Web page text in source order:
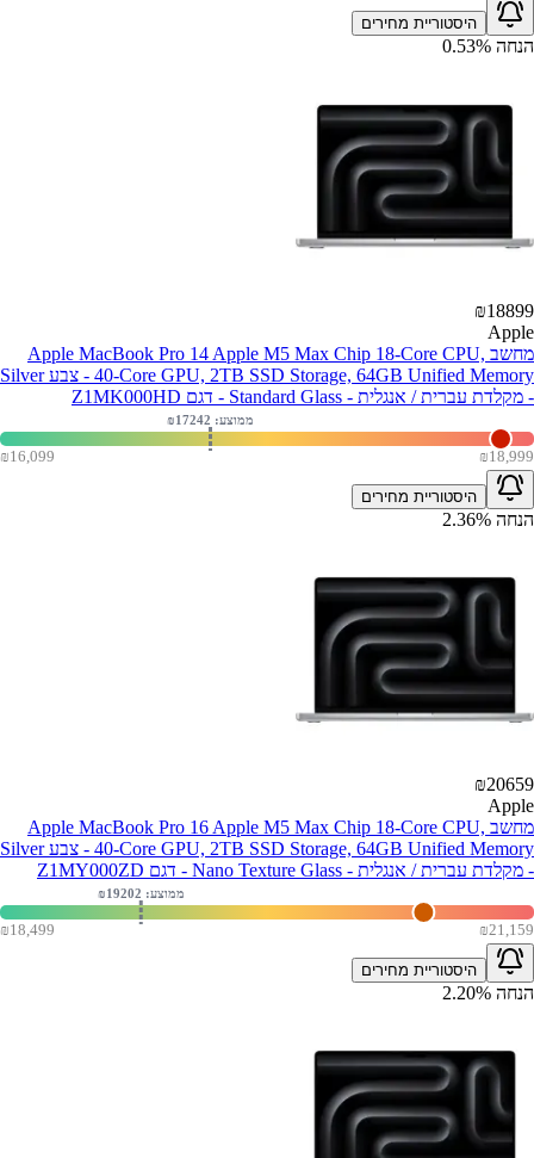
היסטוריית מחירים
הנחה 0.53%
₪18899
Apple
מחשב Apple MacBook Pro 14 Apple M5 Max Chip 18-Core CPU,
40-Core GPU, 2TB SSD Storage, 64GB Unified Memory - צבע Silver
- מקלדת עברית / אנגלית - Standard Glass - דגם Z1MK000HD
₪16,099 ₪18,999
ממוצע: ₪ 17242
היסטוריית מחירים
הנחה 2.36%
₪20659
Apple
מחשב Apple MacBook Pro 16 Apple M5 Max Chip 18-Core CPU,
40-Core GPU, 2TB SSD Storage, 64GB Unified Memory - צבע Silver
- מקלדת עברית / אנגלית - Nano Texture Glass - דגם Z1MY000ZD
₪18,499 ₪21,159
ממוצע: ₪ 19202
היסטוריית מחירים
הנחה 2.20%